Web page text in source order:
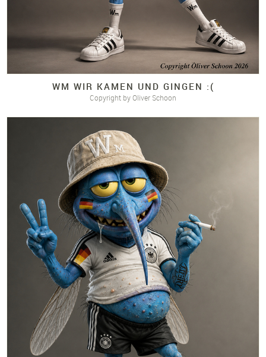
WM WIR KAMEN UND GINGEN :(
Copyright by Oliver Schoon